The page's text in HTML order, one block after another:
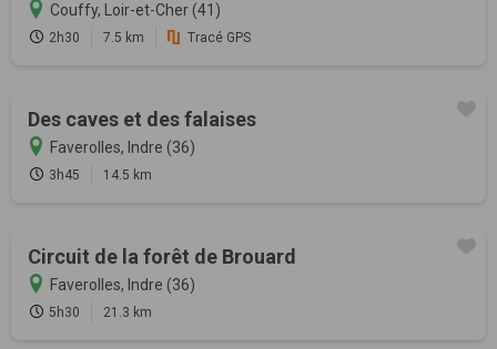
Couffy, Loir-et-Cher (41)
2h30 7.5 km Tracé GPS
Des caves et des falaises
Faverolles, Indre (36)
3h45 14.5 km
Circuit de la forêt de Brouard
Faverolles, Indre (36)
5h30 21.3 km